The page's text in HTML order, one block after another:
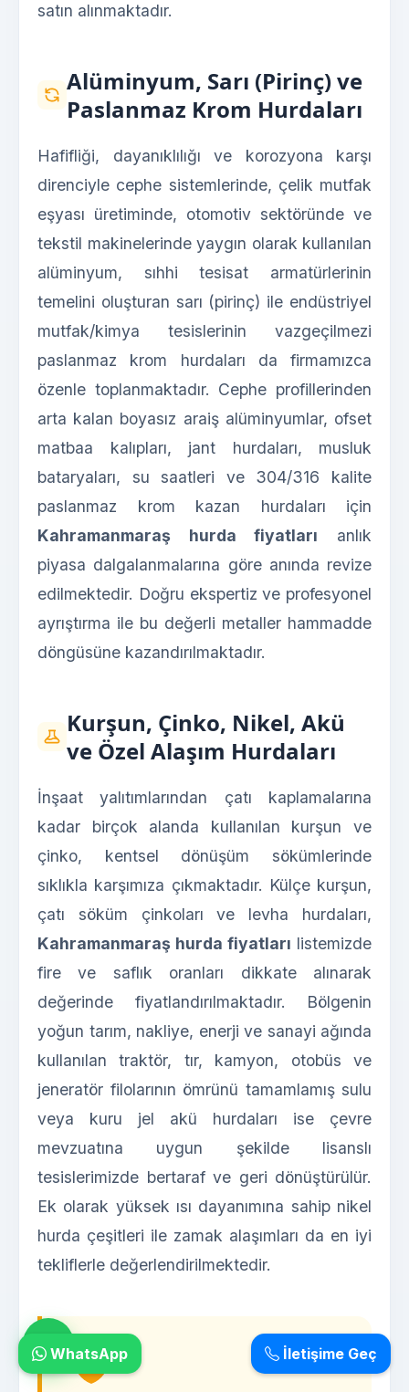
satın alınmaktadır.
Alüminyum, Sarı (Pirinç) ve
Paslanmaz Krom Hurdaları
Hafifliği, dayanıklılığı ve korozyona karşı
direnciyle cephe sistemlerinde, çelik mutfak
eşyası üretiminde, otomotiv sektöründe ve
tekstil makinelerinde yaygın olarak kullanılan
alüminyum, sıhhi tesisat armatürlerinin
temelini oluşturan sarı (pirinç) ile endüstriyel
mutfak/kimya tesislerinin vazgeçilmezi
paslanmaz krom hurdaları da firmamızca
özenle toplanmaktadır. Cephe profillerinden
arta kalan boyasız araiş alüminyumlar, ofset
matbaa kalıpları, jant hurdaları, musluk
bataryaları, su saatleri ve 304/316 kalite
paslanmaz krom kazan hurdaları için
Kahramanmaraş hurda fiyatları anlık
piyasa dalgalanmalarına göre anında revize
edilmektedir. Doğru ekspertiz ve profesyonel
ayrıştırma ile bu değerli metaller hammadde
döngüsüne kazandırılmaktadır.
Kurşun, Çinko, Nikel, Akü
ve Özel Alaşım Hurdaları
İnşaat yalıtımlarından çatı kaplamalarına
kadar birçok alanda kullanılan kurşun ve
çinko, kentsel dönüşüm sökümlerinde
sıklıkla karşımıza çıkmaktadır. Külçe kurşun,
çatı söküm çinkoları ve levha hurdaları,
Kahramanmaraş hurda fiyatları listemizde
fire ve saflık oranları dikkate alınarak
değerinde fiyatlandırılmaktadır. Bölgenin
yoğun tarım, nakliye, enerji ve sanayi ağında
kullanılan traktör, tır, kamyon, otobüs ve
jeneratör filolarının ömrünü tamamlamış sulu
veya kuru jel akü hurdaları ise çevre
mevzuatına uygun şekilde lisanslı
tesislerimizde bertaraf ve geri dönüştürülür.
Ek olarak yüksek ısı dayanımına sahip nikel
hurda çeşitleri ile zamak alaşımları da en iyi
tekliflerle değerlendirilmektedir.
İletişime Geç
WhatsApp